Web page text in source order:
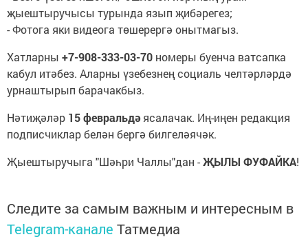
җыештыручысы турында язып җибәрегез;
- Фотога яки видеога төшерергә онытмагыз.
Хатларны +7-908-333-03-70 номеры буенча ватсапка
кабул итәбез. Аларны үзебезнең социаль челтәрләрдә
урнаштырып барачакбыз.
Нәтиҗәләр 15 февральдәясалачак. Иң-иңен редакция
подписчиклар белән бергә билгеләячәк.
Җыештыручыга "Шәһри Чаллы"дан -ҖЫЛЫ ФУФАЙКА!
Следите за самым важным и интересным в
Telegram-канале Татмедиа